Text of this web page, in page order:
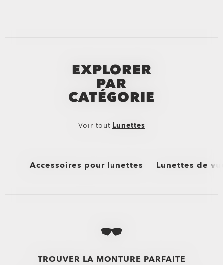
EXPLORER
PAR
CATÉGORIE
Voir tout:Lunettes
Accessoires pour lunettes Lunettes de
les Kits de Nettoyage pour Lunettes Oakley
Lentilles de rechange
Sport
TROUVER LA MONTURE PARFAITE